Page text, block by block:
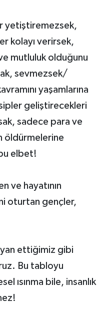
yetiştiremezsek,
kolayı verirsek,
mutluluk olduğunu
sevmezsek/
yaşamlarına
geliştirecekleri
sadece para ve
öldürmelerine
elbet!
ve hayatının
oturtan gençler,
ettiğimiz gibi
Bu tabloyu
ısınma bile, insanlık